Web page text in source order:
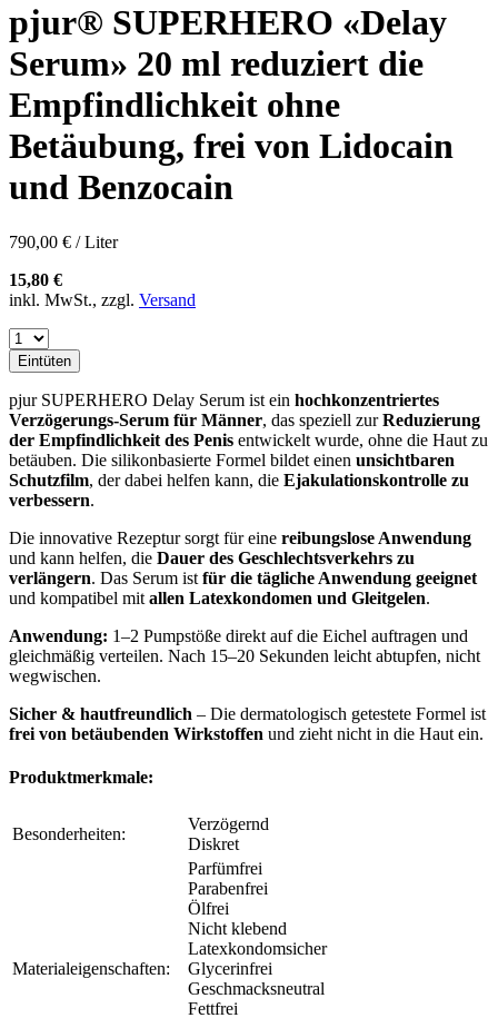
pjur® SUPERHERO «Delay
Serum» 20 ml reduziert die
Empfindlichkeit ohne
Betäubung, frei von Lidocain
und Benzocain
790,00 € / Liter
15,80 €
inkl. MwSt., zzgl. Versand
Eintüten
pjur SUPERHERO Delay Serum ist ein hochkonzentriertes
Verzögerungs-Serum für Männer, das speziell zurReduzierung
der Empfindlichkeit des Penis entwickelt wurde, ohne die Haut zu
betäuben. Die silikonbasierte Formel bildet einen unsichtbaren
Schutzfilm, der dabei helfen kann, die Ejakulationskontrolle zu
verbessern.
Die innovative Rezeptur sorgt für eine reibungslose Anwendung
und kann helfen, die Dauer des Geschlechtsverkehrs zu
verlängern. Das Serum ist für die tägliche Anwendung geeignet
und kompatibel mit allen Latexkondomen und Gleitgelen.
Anwendung: 1–2 Pumpstöße direkt auf die Eichel auftragen und
gleichmäßig verteilen. Nach 15–20 Sekunden leicht abtupfen, nicht
wegwischen.
Sicher & hautfreundlich – Die dermatologisch getestete Formel ist
frei von betäubenden Wirkstoffen und zieht nicht in die Haut ein.
Produktmerkmale:
Besonderheiten:
Verzögernd
Diskret
Materialeigenschaften:
Parfümfrei
Parabenfrei
Ölfrei
Nicht klebend
Latexkondomsicher
Glycerinfrei
Geschmacksneutral
Fettfrei